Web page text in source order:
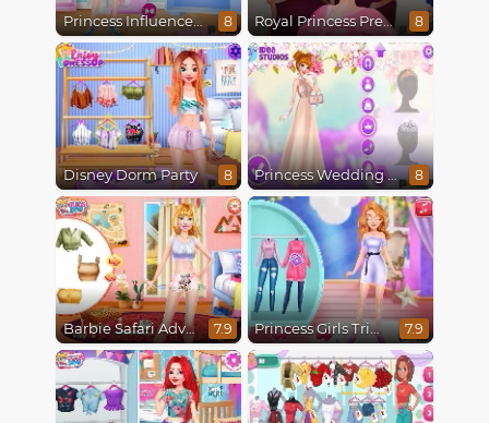
Princess Influencer Winter Wonderland 8 Royal Princess Pregnant 8
Disney Dorm Party 8 Princess Wedding Transformation 8
Barbie Safari Adventure 7.9 Princess Girls Trip To Aspen 7.9